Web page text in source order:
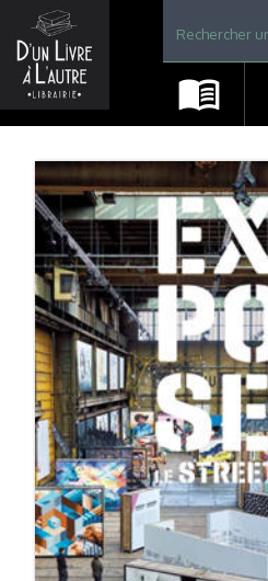
Librairie D'un livre à l'autre - Avranches
menu_book